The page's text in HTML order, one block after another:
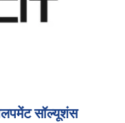
सॉल्यूशंस